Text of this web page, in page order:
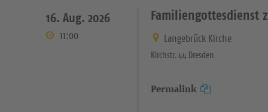
16. Aug. 2026
11:00
Familiengottesdienst
Langebrück Kirche
Kirchstr. 44 Dresden
Permalink